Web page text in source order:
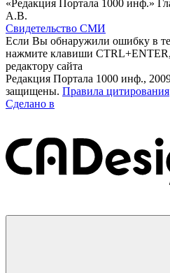
«Редакция Портала 1000 инф.»
А.В.
Свидетельство СМИ
Если Вы обнаружили ошибку в
нажмите клавиши
редактору сайта
Редакция Портала 1000 инф.,
защищены. Правила цитирования
Сделано в